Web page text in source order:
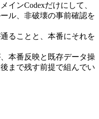
インCodexだけにして、
ル、非破壊の事前確認を
ることと、本番にそれを
本番反映と既存データ操
まで残す前提で組んでい